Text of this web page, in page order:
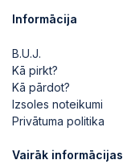
Informācija
B.U.J.
Kā pirkt?
Kā pārdot?
Izsoles noteikumi
Privātuma politika
Vairāk informācijas